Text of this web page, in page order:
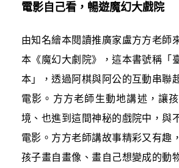
電影自己看，暢遊魔幻大戲院
由知名繪本閱讀推廣家盧方方老師
本《魔幻大劇院》，這本書號稱「
本」，透過阿棋與阿公的互動串聯
電影。方方老師生動地講述，讓
境、也進到這間神秘的戲院中，與
電影。方方老師講故事精彩又有趣
孩子畫自畫像、畫自己想變成的動